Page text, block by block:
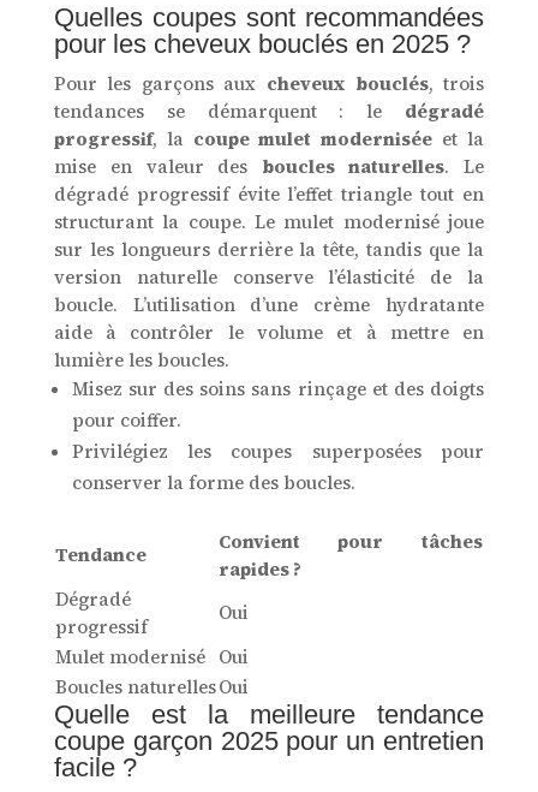
Quelles coupes sont recommandées
pour les cheveux bouclés en 2025 ?
Pour les garçons aux cheveux bouclés, trois
tendances se démarquent : le dégradé
progressif, la coupe mulet moderniséeet la
mise en valeur des boucles naturelles. Le
dégradé progressif évite l’effet triangle tout en
structurant la coupe. Le mulet modernisé joue
sur les longueurs derrière la tête, tandis que la
version naturelle conserve l’élasticité de la
boucle. L’utilisation d’une crème hydratante
aide à contrôler le volume et à mettre en
lumière les boucles.
Misez sur des soins sans rinçage et des doigts
pour coiffer.
Privilégiez les coupes superposées pour
conserver la forme des boucles.
Tendance
Convient pour tâches
rapides ?
Dégradé
progressif
Oui
Mulet modernisé Oui
Boucles naturellesOui
Quelle est la meilleure tendance
coupe garçon 2025 pour un entretien
facile ?